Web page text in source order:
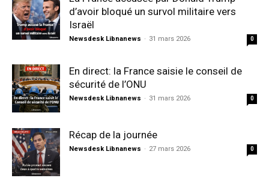
d’avoir bloqué un survol militaire vers
Israël
Newsdesk Libnanews - 31 mars 2026 0
En direct: la France saisie le conseil de
sécurité de l’ONU
Newsdesk Libnanews - 31 mars 2026 0
Récap de la journée
Newsdesk Libnanews - 27 mars 2026 0